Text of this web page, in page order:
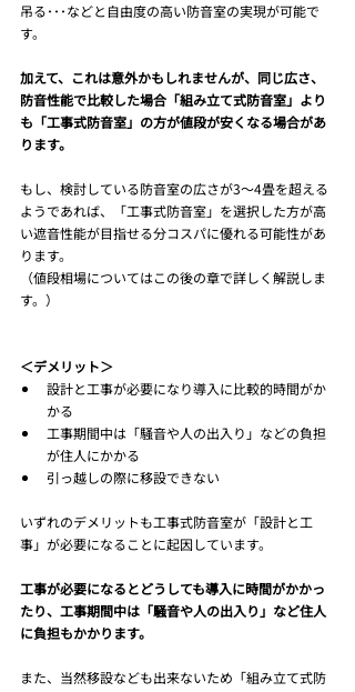
吊る･･･などと自由度の高い防音室の実現が可能で
す。
加えて、これは意外かもしれませんが、同じ広さ、
防音性能で比較した場合「組み立て式防音室」より
も「工事式防音室」の方が値段が安くなる場合があ
ります。
もし、検討している防音室の広さが3～4畳を超える
ようであれば、「工事式防音室」を選択した方が高
い遮音性能が目指せる分コスパに優れる可能性があ
ります。
（値段相場についてはこの後の章で詳しく解説しま
す。）
＜デメリット＞
設計と工事が必要になり導入に比較的時間がか
かる
工事期間中は「騒音や人の出入り」などの負担
が住人にかかる
引っ越しの際に移設できない
いずれのデメリットも工事式防音室が「設計と工
事」が必要になることに起因しています。
工事が必要になるとどうしても導入に時間がかかっ
たり、工事期間中は「騒音や人の出入り」など住人
に負担もかかります。
また、当然移設なども出来ないため「組み立て式防